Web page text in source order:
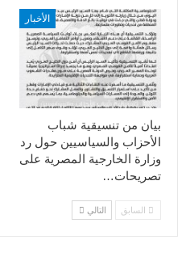
الأخبار
بيان من تنسيقية شباب
الأحزاب والسياسيين حول رد
وزارة الخارجية المصرية على
تصريحات…
السابق التالي